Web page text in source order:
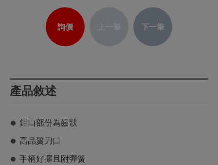
詢價 下一筆
產品敘述
鉗口部份為齒狀
高品質刀口
手柄好握且附彈簧